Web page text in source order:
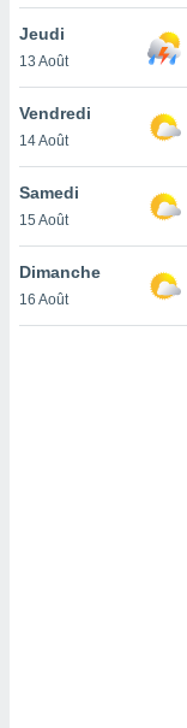
votre
à
en
le
Jeudi
13 Août
Vendredi
14 Août
Samedi
15 Août
Dimanche
16 Août